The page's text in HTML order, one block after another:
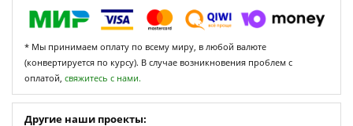
* Мы принимаем оплату по всему миру, в любой валюте
(конвертируется по курсу). В случае возникновения проблем с
оплатой, свяжитесь с нами.
Другие наши проекты: